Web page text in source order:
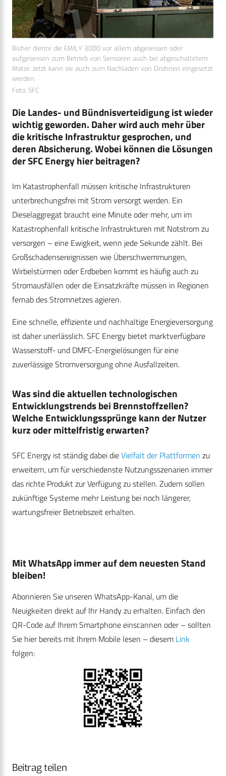
Bisher diente die EMILY 3000 vor allem abgesessen oder
aufgesessen zum Betrieb von Sensoren auch bei abgeschaltetem
Motor. Jetzt kann sie auch zum Nachladen von Drohnen eingesetzt
werden.
Foto: SFC
Die Landes- und Bündnisverteidigung ist wieder
wichtig geworden. Daher wird auch mehr über
die kritische Infrastruktur gesprochen, und
deren Absicherung. Wobei können die Lösungen
der SFC Energy hier beitragen?
Im Katastrophenfall müssen kritische Infrastrukturen
unterbrechungsfrei mit Strom versorgt werden. Ein
Dieselaggregat braucht eine Minute oder mehr, um im
Katastrophenfall kritische Infrastrukturen mit Notstrom zu
versorgen – eine Ewigkeit, wenn jede Sekunde zählt. Bei
Großschadensereignissen wie Überschwemmungen,
Wirbelstürmen oder Erdbeben kommt es häufig auch zu
Stromausfällen oder die Einsatzkräfte müssen in Regionen
fernab des Stromnetzes agieren.
Eine schnelle, effiziente und nachhaltige Energieversorgung
ist daher unerlässlich. SFC Energy bietet marktverfügbare
Wasserstoff- und DMFC-Energielösungen für eine
zuverlässige Stromversorgung ohne Ausfallzeiten.
Was sind die aktuellen technologischen
Entwicklungstrends bei Brennstoffzellen?
Welche Entwicklungssprünge kann der Nutzer
kurz oder mittelfristig erwarten?
SFC Energy ist ständig dabei dieVielfalt der Plattformen zu
erweitern, um für verschiedenste Nutzungsszenarien immer
das richte Produkt zur Verfügung zu stellen. Zudem sollen
zukünftige Systeme mehr Leistung bei noch längerer,
wartungsfreier Betriebszeit erhalten.
Mit WhatsApp immer auf dem neuesten Stand
bleiben!
Abonnieren Sie unseren WhatsApp-Kanal, um die
Neuigkeiten direkt auf Ihr Handy zu erhalten. Einfach den
QR-Code auf Ihrem Smartphone einscannen oder – sollten
Sie hier bereits mit Ihrem Mobile lesen – diesem Link
folgen:
Beitrag teilen